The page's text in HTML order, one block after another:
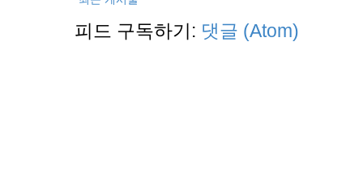
피드 구독하기: 댓글 (Atom)